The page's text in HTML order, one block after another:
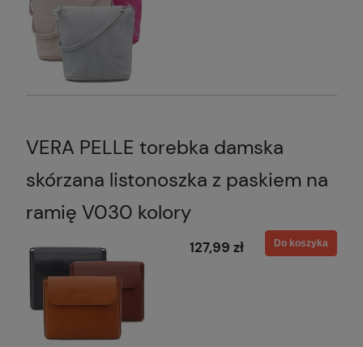
VERA PELLE torebka damska
skórzana listonoszka z paskiem na
ramię V030 kolory
127,99 zł Do koszyka